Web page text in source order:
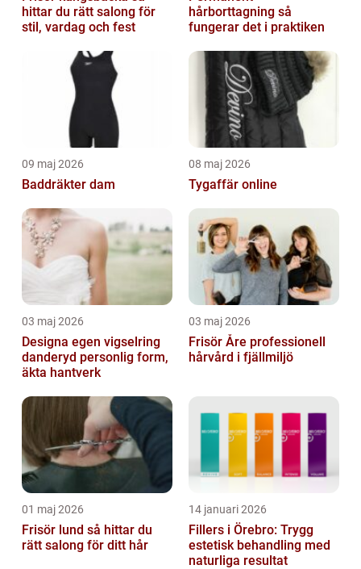
hittar du rätt salong för
stil, vardag och fest
hårborttagning så
fungerar det i praktiken
09 maj 2026
Baddräkter dam
08 maj 2026
Tygaffär online
03 maj 2026
Designa egen vigselring
danderyd personlig form,
äkta hantverk
03 maj 2026
Frisör Åre professionell
hårvård i fjällmiljö
01 maj 2026
Frisör lund så hittar du
rätt salong för ditt hår
14 januari 2026
Fillers i Örebro: Trygg
estetisk behandling med
naturliga resultat